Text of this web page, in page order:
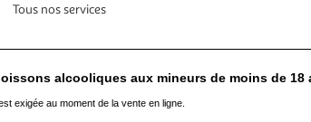
Tous nos services
alcooliques aux mineurs de moins de 18
exigée au moment de la vente en ligne.